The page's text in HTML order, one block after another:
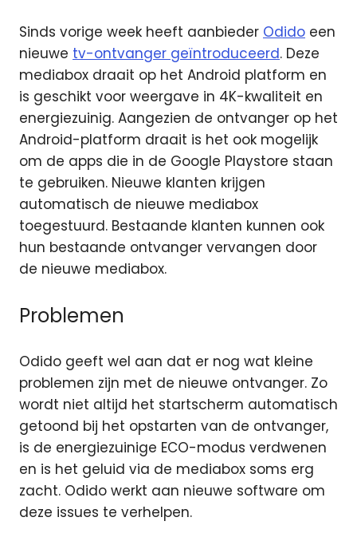
Sinds vorige week heeft aanbieder Odido een
nieuwe tv-ontvanger geïntroduceerd. Deze
mediabox draait op het Android platform en
is geschikt voor weergave in 4K-kwaliteit en
energiezuinig. Aangezien de ontvanger op het
Android-platform draait is het ook mogelijk
om de apps die in de Google Playstore staan
te gebruiken. Nieuwe klanten krijgen
automatisch de nieuwe mediabox
toegestuurd. Bestaande klanten kunnen ook
hun bestaande ontvanger vervangen door
de nieuwe mediabox.
Problemen
Odido geeft wel aan dat er nog wat kleine
problemen zijn met de nieuwe ontvanger. Zo
wordt niet altijd het startscherm automatisch
getoond bij het opstarten van de ontvanger,
is de energiezuinige ECO-modus verdwenen
en is het geluid via de mediabox soms erg
zacht. Odido werkt aan nieuwe software om
deze issues te verhelpen.